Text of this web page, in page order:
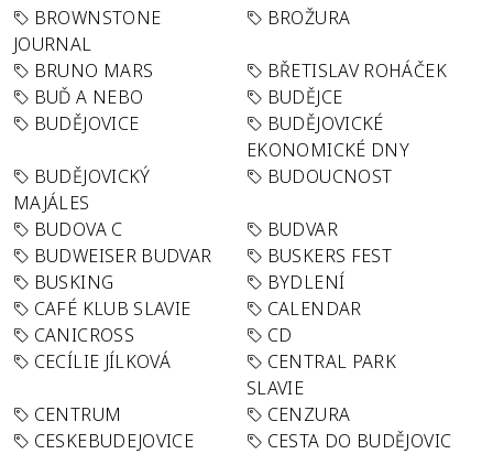
BROWNSTONE
JOURNAL
BROŽURA
BRUNO MARS
BŘETISLAV ROHÁČEK
BUĎ A NEBO
BUDĚJCE
BUDĚJOVICE
BUDĚJOVICKÉ
EKONOMICKÉ DNY
BUDĚJOVICKÝ
MAJÁLES
BUDOUCNOST
BUDOVA C
BUDVAR
BUDWEISER BUDVAR
BUSKERS FEST
BUSKING
BYDLENÍ
CAFÉ KLUB SLAVIE
CALENDAR
CANICROSS
CD
CECÍLIE JÍLKOVÁ
CENTRAL PARK
SLAVIE
CENTRUM
CENZURA
CESKEBUDEJOVICE
CESTA DO BUDĚJOVIC